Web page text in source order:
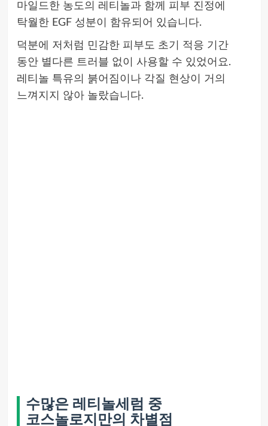
마일드한 농도의 레티놀과 함께 피부 진정에
탁월한 EGF 성분이 함유되어 있습니다.
덕분에 저처럼 민감한 피부도 초기 적응 기간
동안 별다른 트러블 없이 사용할 수 있었어요.
레티놀 특유의 붉어짐이나 각질 현상이 거의
느껴지지 않아 놀랐습니다.
수많은 레티놀세럼 중
코스놀로지만의 차별점